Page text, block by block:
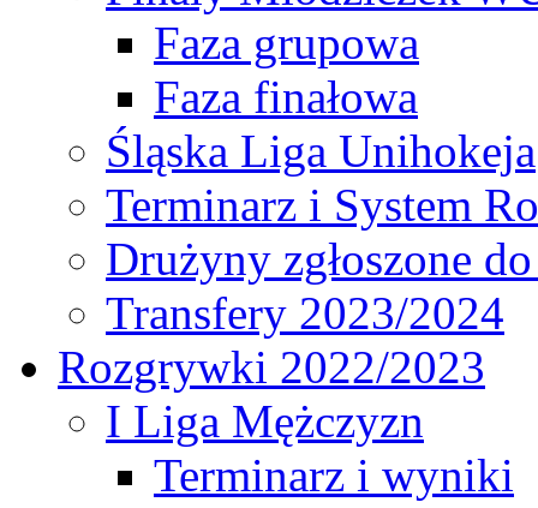
Faza grupowa
Faza finałowa
Śląska Liga Unihokeja
Terminarz i System
Drużyny zgłoszone
Transfery 2023/2024
Rozgrywki 2022/2023
I Liga Mężczyzn
Terminarz i wyniki